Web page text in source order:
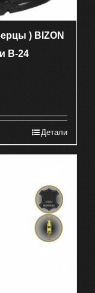
) BIZON
В-24
Детали